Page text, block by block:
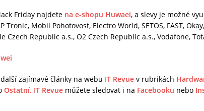
Friday najdete na e-shopu Huwaei, a slevy je možné
Tronic, Mobil Pohotovost, Electro World, SETOS, FAST,
Czech Republic a.s., O2 Czech Republic a.s., Vodafone,
zajímavé články na webu IT Revue v rubrikách
Ostatní. IT Revue můžete sledovat i na Facebooku nebo